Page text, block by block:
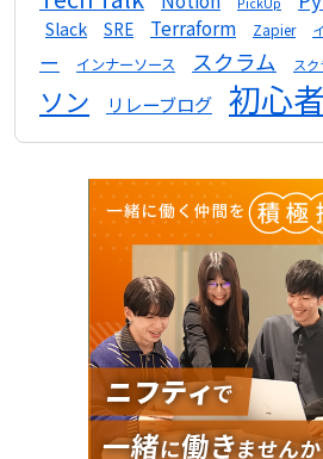
Slack SRE Terraform Zapier
ー
インナーソース スクラム ス
ソン
リレーブログ 初心